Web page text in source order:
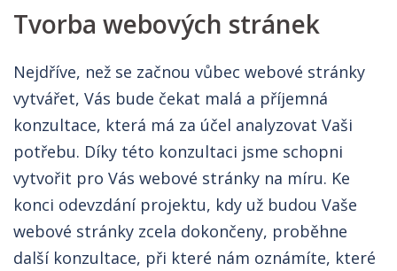
Tvorba webových stránek
Nejdříve, než se začnou vůbec webové stránky
vytvářet, Vás bude čekat malá a příjemná
konzultace, která má za účel analyzovat Vaši
potřebu. Díky této konzultaci jsme schopni
vytvořit pro Vás webové stránky na míru. Ke
konci odevzdání projektu, kdy už budou Vaše
webové stránky zcela dokončeny, proběhne
další konzultace, při které nám oznámíte, které